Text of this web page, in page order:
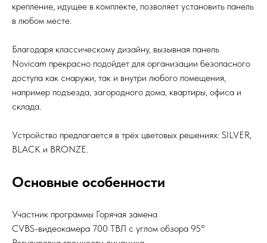
крепление, идущее в комплекте, позволяет установить панель
в любом месте.
Благодаря классическому дизайну, вызывная панель
Novicam прекрасно подойдет для организации безопасного
доступа как снаружи, так и внутри любого помещения,
например подъезда, загородного дома, квартиры, офиса и
склада.
Устройство предлагается в трёх цветовых решениях: SILVER,
BLACK и BRONZE.
Основные особенности
Участник программы Горячая замена
CVBS-видеокамера 700 ТВЛ с углом обзора 95°